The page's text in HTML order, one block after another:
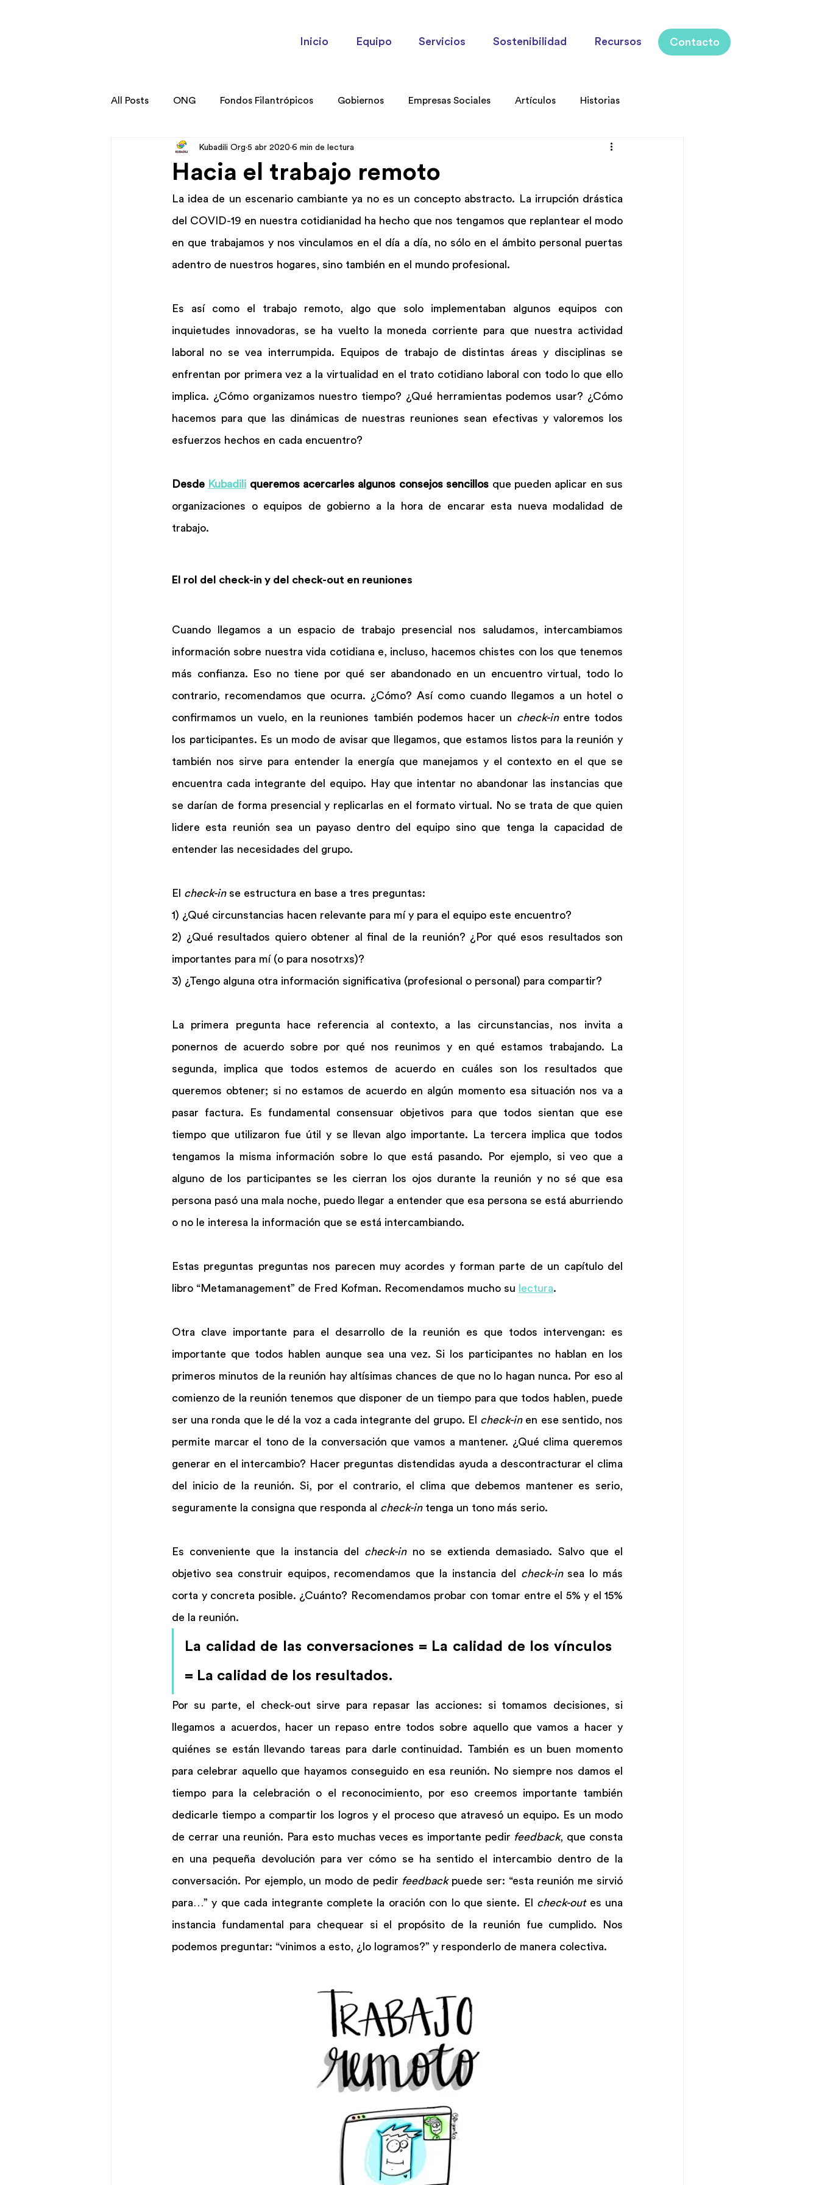
Inicio Equipo Servicios Sostenibilidad Recursos Contacto
All Posts ONG Fondos Filantrópicos Gobiernos Empresas Sociales Artículos Historias
Transformation Stories
Hacia el trabajo remoto
Kubadili Org 5 abr 2020 6 min de lectura
La idea de un escenario cambiante ya no es un concepto abstracto. La irrupción drástica
del COVID-19 en nuestra cotidianidad ha hecho que nos tengamos que replantear el modo
en que trabajamos y nos vinculamos en el día a día, no sólo en el ámbito personal puertas
adentro de nuestros hogares, sino también en el mundo profesional.
Es así como el trabajo remoto, algo que solo implementaban algunos equipos con
inquietudes innovadoras, se ha vuelto la moneda corriente para que nuestra actividad
laboral no se vea interrumpida. Equipos de trabajo de distintas áreas y disciplinas se
enfrentan por primera vez a la virtualidad en el trato cotidiano laboral con todo lo que ello
implica. ¿Cómo organizamos nuestro tiempo? ¿Qué herramientas podemos usar? ¿Cómo
hacemos para que las dinámicas de nuestras reuniones sean efectivas y valoremos los
esfuerzos hechos en cada encuentro?
Desde Kubadili queremos acercarles algunos consejos sencillos que pueden aplicar en sus
organizaciones o equipos de gobierno a la hora de encarar esta nueva modalidad de
trabajo.
El rol del check-in y del check-out en reuniones
Cuando llegamos a un espacio de trabajo presencial nos saludamos, intercambiamos
información sobre nuestra vida cotidiana e, incluso, hacemos chistes con los que tenemos
más confianza. Eso no tiene por qué ser abandonado en un encuentro virtual, todo lo
contrario, recomendamos que ocurra. ¿Cómo? Así como cuando llegamos a un hotel o
confirmamos un vuelo, en la reuniones también podemos hacer un check-in entre todos
los participantes. Es un modo de avisar que llegamos, que estamos listos para la reunión y
también nos sirve para entender la energía que manejamos y el contexto en el que se
encuentra cada integrante del equipo. Hay que intentar no abandonar las instancias que
se darían de forma presencial y replicarlas en el formato virtual. No se trata de que quien
lidere esta reunión sea un payaso dentro del equipo sino que tenga la capacidad de
entender las necesidades del grupo.
El check-in se estructura en base a tres preguntas:
1) ¿Qué circunstancias hacen relevante para mí y para el equipo este encuentro?
2) ¿Qué resultados quiero obtener al final de la reunión? ¿Por qué esos resultados son
importantes para mí (o para nosotrxs)?
3) ¿Tengo alguna otra información significativa (profesional o personal) para compartir?
La primera pregunta hace referencia al contexto, a las circunstancias, nos invita a
ponernos de acuerdo sobre por qué nos reunimos y en qué estamos trabajando. La
segunda, implica que todos estemos de acuerdo en cuáles son los resultados que
queremos obtener; si no estamos de acuerdo en algún momento esa situación nos va a
pasar factura. Es fundamental consensuar objetivos para que todos sientan que ese
tiempo que utilizaron fue útil y se llevan algo importante. La tercera implica que todos
tengamos la misma información sobre lo que está pasando. Por ejemplo, si veo que a
alguno de los participantes se les cierran los ojos durante la reunión y no sé que esa
persona pasó una mala noche, puedo llegar a entender que esa persona se está aburriendo
o no le interesa la información que se está intercambiando.
Estas preguntas preguntas nos parecen muy acordes y forman parte de un capítulo del
libro “Metamanagement” de Fred Kofman. Recomendamos mucho su
lectura.
Otra clave importante para el desarrollo de la reunión es que todos intervengan: es
importante que todos hablen aunque sea una vez. Si los participantes no hablan en los
primeros minutos de la reunión hay altísimas chances de que no lo hagan nunca. Por eso al
comienzo de la reunión tenemos que disponer de un tiempo para que todos hablen, puede
ser una ronda que le dé la voz a cada integrante del grupo. El check-in en ese sentido, nos
permite marcar el tono de la conversación que vamos a mantener. ¿Qué clima queremos
generar en el intercambio? Hacer preguntas distendidas ayuda a descontracturar el clima
del inicio de la reunión. Si, por el contrario, el clima que debemos mantener es serio,
seguramente la consigna que responda al check-in tenga un tono más serio.
Es conveniente que la instancia del check-in no se extienda demasiado. Salvo que el
objetivo sea construir equipos, recomendamos que la instancia del check-in sea lo más
corta y concreta posible. ¿Cuánto? Recomendamos probar con tomar entre el 5% y el 15%
de la reunión.
La calidad de las conversaciones = La calidad de los vínculos
= La calidad de los resultados.
Por su parte, el check-out sirve para repasar las acciones: si tomamos decisiones, si
llegamos a acuerdos, hacer un repaso entre todos sobre aquello que vamos a hacer y
quiénes se están llevando tareas para darle continuidad. También es un buen momento
para celebrar aquello que hayamos conseguido en esa reunión. No siempre nos damos el
tiempo para la celebración o el reconocimiento, por eso creemos importante también
dedicarle tiempo a compartir los logros y el proceso que atravesó un equipo. Es un modo
de cerrar una reunión. Para esto muchas veces es importante pedir feedback, que consta
en una pequeña devolución para ver cómo se ha sentido el intercambio dentro de la
conversación. Por ejemplo, un modo de pedir feedback puede ser: “esta reunión me sirvió
para…” y que cada integrante complete la oración con lo que siente. El check-out es una
instancia fundamental para chequear si el propósito de la reunión fue cumplido. Nos
podemos preguntar: “vinimos a esto, ¿lo logramos?” y responderlo de manera colectiva.